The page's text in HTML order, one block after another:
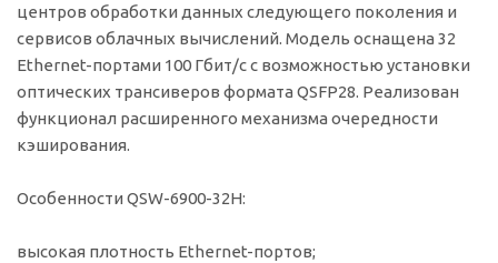
центров обработки данных следующего поколения и
сервисов облачных вычислений. Модель оснащена 32
Ethernet-портами 100 Гбит/с с возможностью установки
оптических трансиверов формата QSFP28. Реализован
функционал расширенного механизма очередности
кэширования.
Особенности QSW-6900-32H:
высокая плотность Ethernet-портов;